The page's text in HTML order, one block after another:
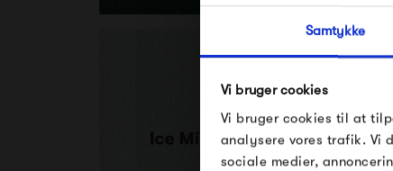
Samtykke
Vi bruger cookies
Vi bruger cookies til at
analysere vores trafik. Vi
sociale medier,